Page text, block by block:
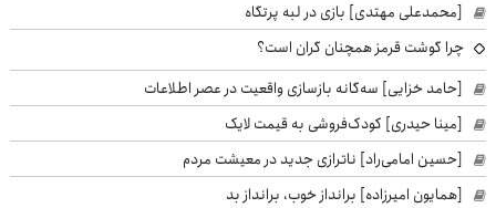
[محمدعلی مهتدی] بازی در لبه پرتگاه
چرا گوشت قرمز همچنان گران است؟
[حامد خزایی] سه‌گانه بازسازی واقعیت در عصر اطلاعات
[مینا حیدری] کودک‌فروشی به قیمت لایک
[حسین امامی‌راد] ناترازی جدید در معیشت مردم
[همایون امیرزاده] برانداز خوب، برانداز بد